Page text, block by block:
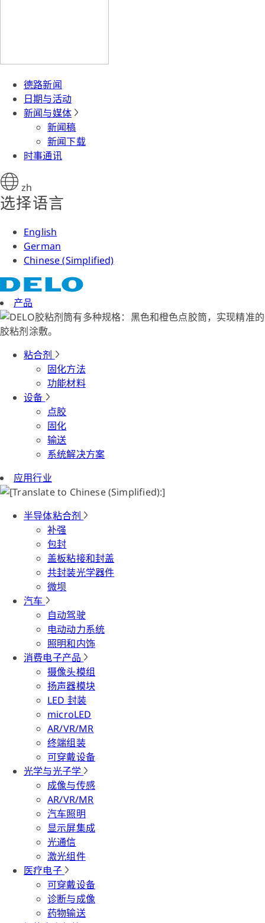
德路新闻
日期与活动
新闻与媒体
新闻稿
新闻下载
时事通讯
zh
选择语言
English
German
Chinese (Simplified)
产品
粘合剂
固化方法
功能材料
设备
点胶
固化
输送
系统解决方案
应用行业
半导体粘合剂
补强
包封
盖板粘接和封盖
共封装光学器件
微坝
汽车
自动驾驶
电动动力系统
照明和内饰
消费电子产品
摄像头模组
扬声器模块
LED 封装
microLED
AR/VR/MR
终端组装
可穿戴设备
光学与光子学
成像与传感
AR/VR/MR
汽车照明
显示屏集成
光通信
激光组件
医疗电子
可穿戴设备
诊断与成像
药物输送